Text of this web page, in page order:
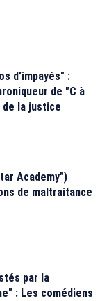
d’impayés" :
de "C à
de la justice
Academy")
de maltraitance
par la
: Les comédiens